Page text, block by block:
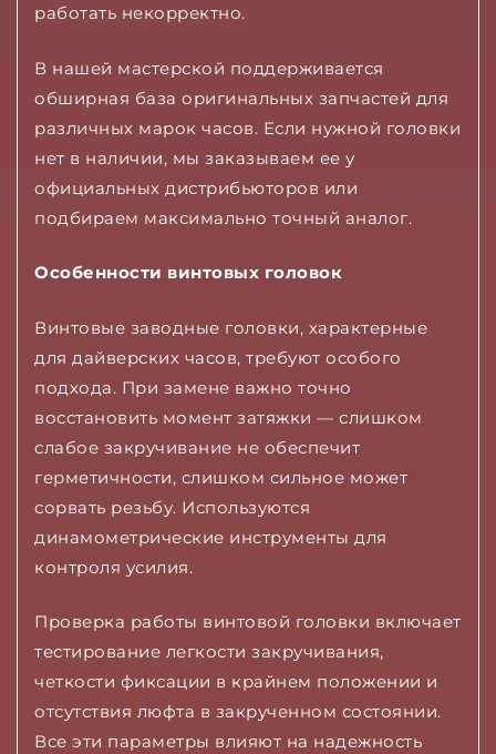
работать некорректно.
В нашей мастерской поддерживается
обширная база оригинальных запчастей для
различных марок часов. Если нужной головки
нет в наличии, мы заказываем ее у
официальных дистрибьюторов или
подбираем максимально точный аналог.
Особенности винтовых головок
Винтовые заводные головки, характерные
для дайверских часов, требуют особого
подхода. При замене важно точно
восстановить момент затяжки — слишком
слабое закручивание не обеспечит
герметичности, слишком сильное может
сорвать резьбу. Используются
динамометрические инструменты для
контроля усилия.
Проверка работы винтовой головки включает
тестирование легкости закручивания,
четкости фиксации в крайнем положении и
отсутствия люфта в закрученном состоянии.
Все эти параметры влияют на надежность